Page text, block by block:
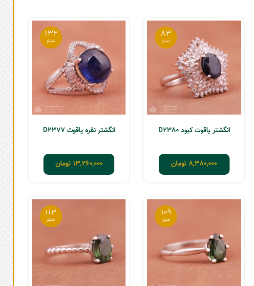
83
انگشتر یاقوت کبود D2380
8,380,000 تومان
132
انگشتر نقره یاقوت D2377
13,260,000 تومان
109
113